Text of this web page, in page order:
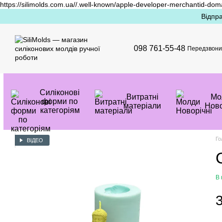
https://silimolds.com.ua//.well-known/apple-developer-merchantid-
098 761-55-48
Силіконові
форми по
категоріям
Витратні
матеріали
ВІДЕО
В